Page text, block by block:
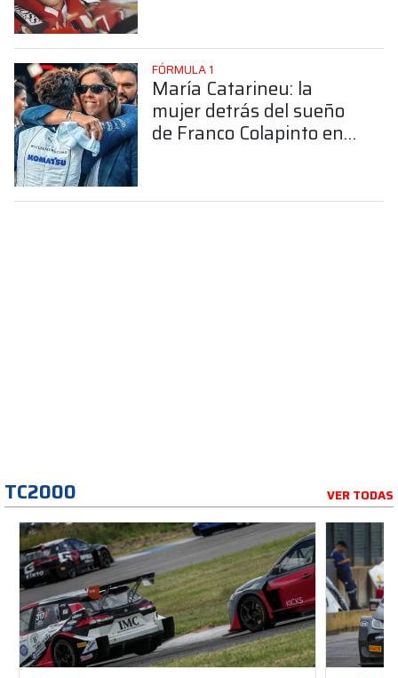
FÓRMULA 1
María Catarineu: la
mujer detrás del sueño
de Franco Colapinto en
TC2000 VER TODAS